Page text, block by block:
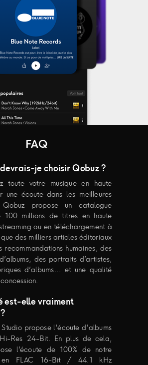
FAQ
je choisir Qobuz ?
toute votre musique en haute
une écoute dans les meilleures
Qobuz propose un catalogue
100 millions de titres en haute
ou en téléchargement à
des milliers articles éditoriaux
recommandations humaines, des
des portraits d’artistes,
d’albums... et une qualité
est-elle vraiment
propose l'écoute d'albums
Res 24-Bit. En plus de cela,
l’écoute de 100% de notre
en FLAC 16-Bit / 44.1 kHz